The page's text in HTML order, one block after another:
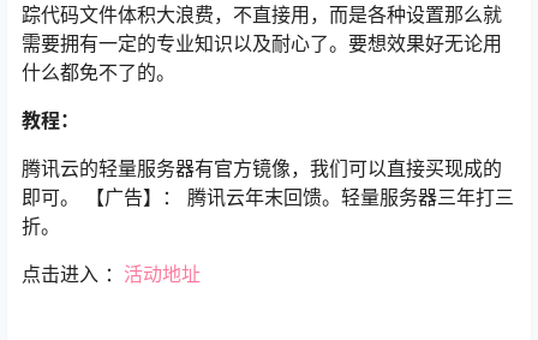
踪代码文件体积大浪费，不直接用，而是各种设置那么就
需要拥有一定的专业知识以及耐心了。要想效果好无论用
什么都免不了的。
教程：
腾讯云的轻量服务器有官方镜像，我们可以直接买现成的
即可。
【广告】：
腾讯云年末回馈。轻量服务器三年打三
折。
点击进入 ： 活动地址